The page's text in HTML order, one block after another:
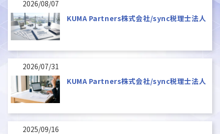
2026/08/07
KUMA Partners株式会社/sync税理士法人
2026/07/31
KUMA Partners株式会社/sync税理士法人
2025/09/16